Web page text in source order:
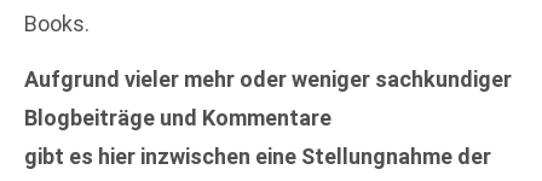
Books.
Aufgrund vieler mehr oder weniger sachkundiger
Blogbeiträge und Kommentare
gibt es hier inzwischen eine Stellungnahme der